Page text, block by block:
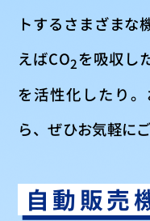
トするさまざまな
えばCO2を吸収し
を活性化したり。
ら、ぜひお気軽に
自動販売